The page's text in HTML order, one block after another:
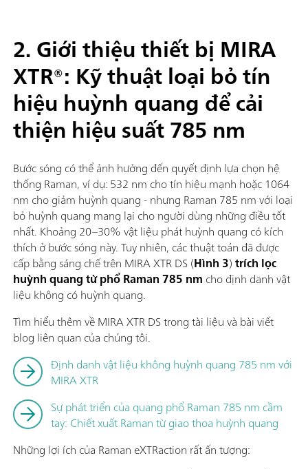
2. Giới thiệu thiết bị MIRA
XTR®: Kỹ thuật loại bỏ tín
hiệu huỳnh quang để cải
thiện hiệu suất 785 nm
Bước sóng có thể ảnh hưởng đến quyết định lựa chọn hệ
thống Raman, ví dụ: 532 nm cho tín hiệu mạnh hoặc 1064
nm cho giảm huỳnh quang - nhưng Raman 785 nm với loại
bỏ huỳnh quang mang lại cho người dùng những điều tốt
nhất. Khoảng 20–30% vật liệu phát huỳnh quang có kích
thích ở bước sóng này. Tuy nhiên, các thuật toán đã được
cấp bằng sáng chế trên MIRA XTR DS (Hình 3)trích lọc
huỳnh quang từ phổ Raman 785 nm cho định danh vật
liệu không có huỳnh quang.
Tìm hiểu thêm về MIRA XTR DS trong tài liệu và bài viết
blog liên quan của chúng tôi.
Định danh vật liệu không huỳnh quang 785 nm với
MIRA XTR
Sự phát triển của quang phổ Raman 785 nm cầm
tay: Chiết xuất Raman từ giao thoa huỳnh quang
Những lợi ích của Raman eXTRaction rất ấn tượng: